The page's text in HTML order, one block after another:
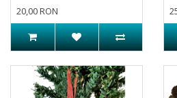
20,00 RON